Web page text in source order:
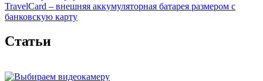
TravelCard – внешняя аккумуляторная батарея размером с
банковскую карту
Cтатьи